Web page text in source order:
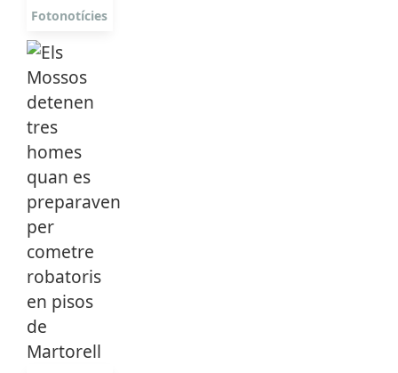
Fotonotícies